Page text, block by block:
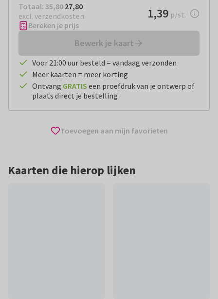
Totaal: € 27,80
Totaal: 35,80 27,80
excl. verzendkosten
€ 1,39per stuk
1,39 p/st.
Bereken je prijs
Bewerk je kaart
Voor 21:00 uur besteld = vandaag verzonden
Meer kaarten = meer korting
Ontvang GRATIS een proefdruk van je ontwerp of
plaats direct je bestelling
Toevoegen aan mijn favorieten
Kaarten die hierop lijken